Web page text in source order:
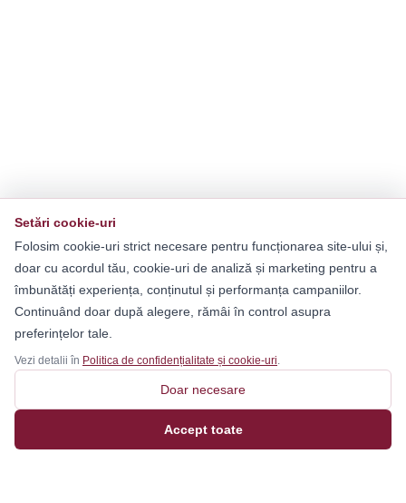
Setări cookie-uri
Folosim cookie-uri strict necesare pentru funcționarea site-ului și,
doar cu acordul tău, cookie-uri de analiză și marketing pentru a
îmbunătăți experiența, conținutul și performanța campaniilor.
Continuând doar după alegere, rămâi în control asupra
preferințelor tale.
Vezi detalii în Politica de confidențialitate și cookie-uri.
Doar necesare
Accept toate